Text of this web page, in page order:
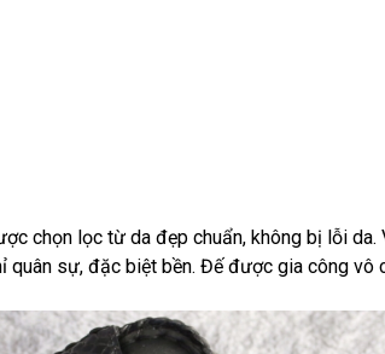
chọn lọc từ da đẹp chuẩn, không bị lỗi
sự, đặc biệt bền. Đế được gia công vô